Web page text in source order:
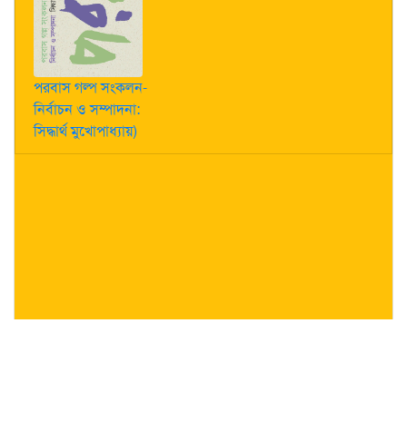
পরবাস গল্প সংকলন-
নির্বাচন ও সম্পাদনা:
সিদ্ধার্থ মুখোপাধ্যায়)